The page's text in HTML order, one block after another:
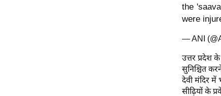
the
were
— ANI
उत्तर प्रदेश
सुनिश्चित
देवी मंदिर
सीढ़ियों के